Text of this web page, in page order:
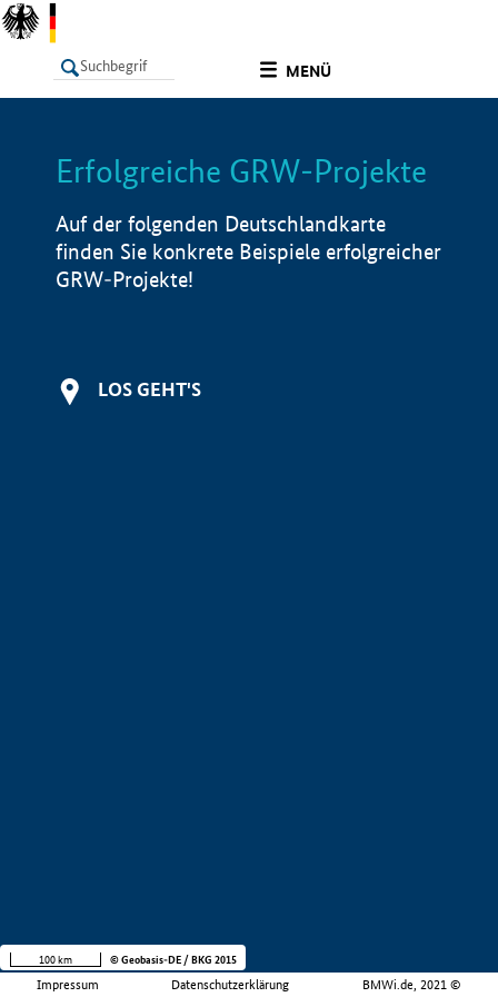
MENÜ
LISTE Info
Erfolgreiche GRW-Projekte
Auf der folgenden Deutschlandkarte
finden Sie konkrete Beispiele erfolgreicher
GRW-Projekte!
LOS GEHT'S
Impressum Datenschutzerklärung BMWi.de, 2021 ©
100 km © Geobasis-DE / BKG 2015